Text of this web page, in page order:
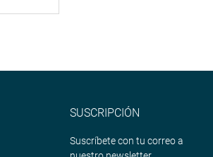
SUSCRIPCIÓN
Suscríbete con tu correo a